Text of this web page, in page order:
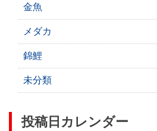
金魚
メダカ
錦鯉
未分類
投稿日カレンダー